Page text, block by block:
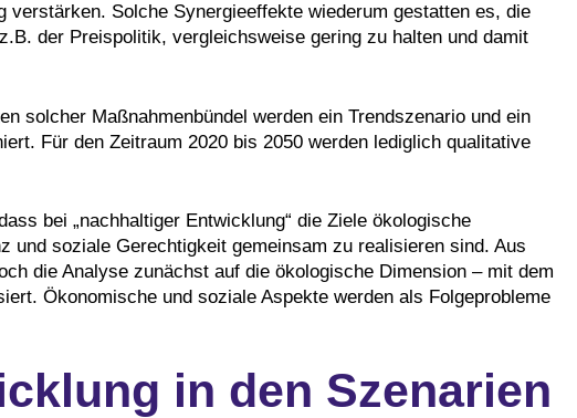
verstärken. Solche Synergieeffekte wiederum gestatten es, die
der Preispolitik, vergleichsweise gering zu halten und damit
solcher Maßnahmenbündel werden ein Trendszenario und ein
Für den Zeitraum 2020 bis 2050 werden lediglich qualitative
bei „nachhaltiger Entwicklung“ die Ziele ökologische
und soziale Gerechtigkeit gemeinsam zu realisieren sind. Aus
die Analyse zunächst auf die ökologische Dimension – mit dem
Ökonomische und soziale Aspekte werden als Folgeprobleme
in den Szenarien